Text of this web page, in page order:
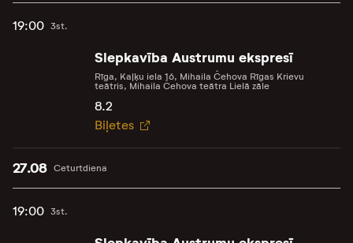
19:00 3st.
Slepkavība Austrumu ekspresī
Rīga, Kaļķu iela 16, Mihaila Čehova Rīgas Krievu
teātris, Mihaila Čehova teātra Lielā zāle
8.2
Biļetes
Ceturtdiena
27.08
19:00 3st.